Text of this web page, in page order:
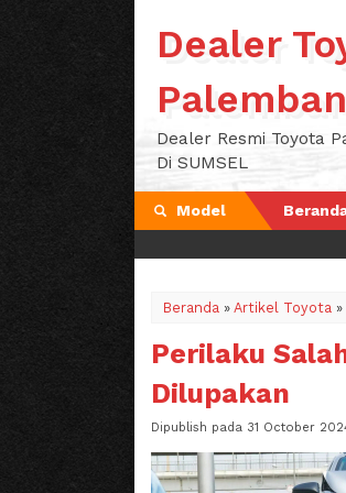
Dealer
Dealer Resmi Toyota
Di SUMSEL
Model
Beranda » Artikel Toyota »
Perilaku
Dilupakan
Dipublish pada 31 October